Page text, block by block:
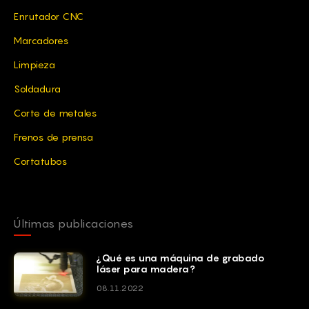
13/04/2024
Bonjour, votre machine 0609 mini répond parfaitement a
l'habitude de travailler avec Mach3,estceque possible de
facturer la machine avec ce type de programme mach3 au
lieu de nc studio plus un rotary4axe on option si possible?
Oui, cette machine peut être utilisée avec Mach3 et
vous contacteront pour vous fournir une consultation
approfondie en fonction de vos besoins. Nous vous
remercions pour votre question !
Enrutador CNC
Marcadores
Limpieza
Soldadura
Corte de metales
Frenos de prensa
Cortatubos
Últimas publicaciones
¿Qué es una máquina de grabado
láser para madera?
08.11.2022